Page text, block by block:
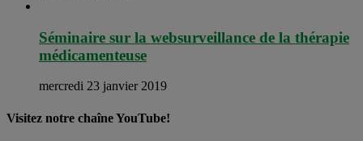
Séminaire sur la websurveillance de la thérapie
médicamenteuse
mercredi 23 janvier 2019
Visitez notre chaîne YouTube!